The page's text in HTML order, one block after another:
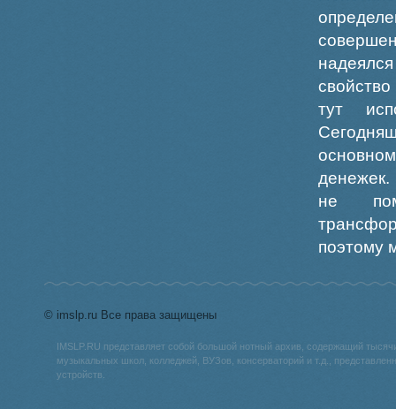
тут
не
поэтому
© imslp.ru Все права защищены
IMSLP.RU представляет собой большой нотный архив, содержащий
музыкальных школ, колледжей, ВУЗов, консерваторий и т.д.,
устройств.